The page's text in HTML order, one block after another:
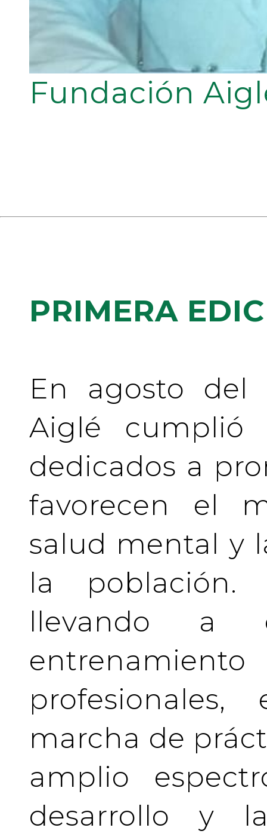
Fundación
PRIMERA
En agosto del
Aiglé
dedicados a
favorecen el
salud mental y
la población.
llevando a
marcha de
amplio
desarrollo y